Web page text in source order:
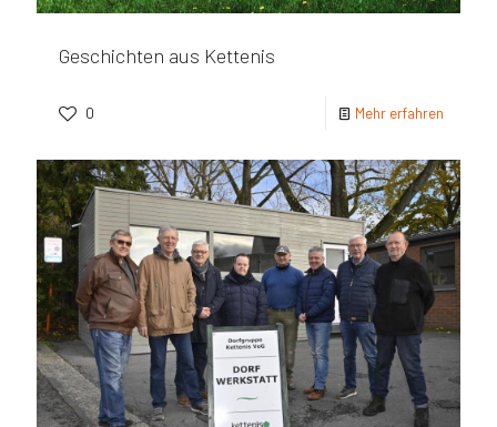
Geschichten aus Kettenis
0 Mehr erfahren